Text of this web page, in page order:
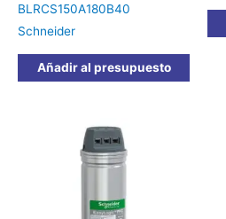
BLRCS150A180B40
Schneider
Añadir al presupuesto